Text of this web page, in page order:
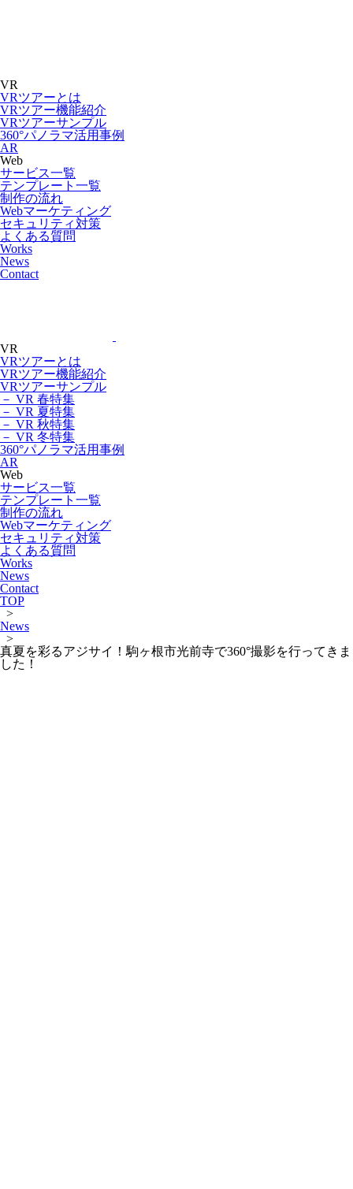
VR
VRツアーとは
VRツアー機能紹介
VRツアーサンプル
360°パノラマ活用事例
AR
Web
サービス一覧
テンプレート一覧
制作の流れ
Webマーケティング
セキュリティ対策
よくある質問
Works
News
Contact
VR
VRツアーとは
VRツアー機能紹介
VRツアーサンプル
－ VR 春特集
－ VR 夏特集
－ VR 秋特集
－ VR 冬特集
360°パノラマ活用事例
AR
Web
サービス一覧
テンプレート一覧
制作の流れ
Webマーケティング
セキュリティ対策
よくある質問
Works
News
Contact
TOP
>
News
>
真夏を彩るアジサイ！駒ヶ根市光前寺で360°撮影を行ってきま
した！